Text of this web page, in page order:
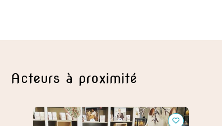
Acteurs à proximité
Nougats Silvain – Confiserie artisanale